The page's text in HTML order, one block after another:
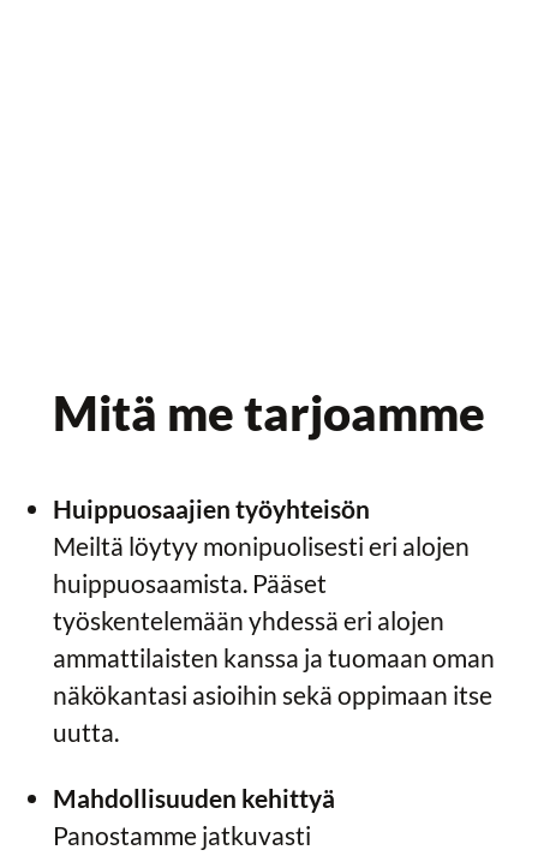
Mitä me tarjoamme
Huippuosaajien työyhteisön
Meiltä löytyy monipuolisesti eri alojen
huippuosaamista. Pääset
työskentelemään yhdessä eri alojen
ammattilaisten kanssa ja tuomaan oman
näkökantasi asioihin sekä oppimaan itse
uutta.
Mahdollisuuden kehittyä
Panostamme jatkuvasti